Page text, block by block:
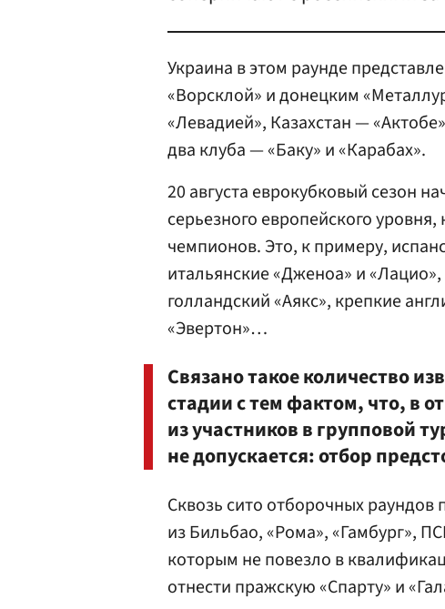
Украина в этом раунде
«Ворсклой» и донецким
«Левадией», Казахстан —
два клуба — «Баку» и «Карабах».
20 августа еврокубковый сезон
серьезного европейского
чемпионов. Это, к примеру,
итальянские «Дженоа» и
голландский «Аякс», крепкие
«Эвертон»…
Связано такое количество
стадии с тем фактом, что, в
из участников в групповой
не допускается: отбор
Сквозь сито отборочных раундов
из Бильбао, «Рома», «Гамбург»,
которым не повезло в
отнести пражскую «Спарту» и